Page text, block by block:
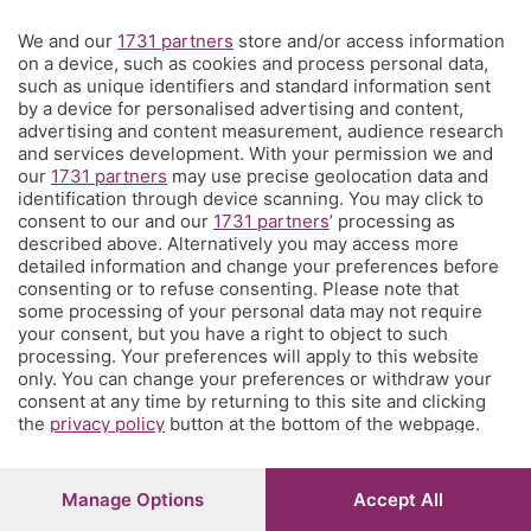
Territorio
Servizi
Chi Siamo
Community
Network
© COPYRIGHT 2026 - S.E.S.A.A.B. S.p.a. con sede in Viale
Papa Giovanni XXIII, 118 24121 Bergamo - E' vietata la
We and our 1731 partners store and/or access information
on a device, such as cookies and process personal data,
such as unique identifiers and standard information sent
by a device for personalised advertising and content,
advertising and content measurement, audience research
and services development. With your permission we and
our 1731 partners may use precise geolocation data and
identification through device scanning. You may click to
consent to our and our 1731 partners’ processing as
described above. Alternatively you may access more
detailed information and change your preferences before
consenting or to refuse consenting. Please note that
some processing of your personal data may not require
your consent, but you have a right to object to such
processing. Your preferences will apply to this website
only. You can change your preferences or withdraw your
consent at any time by returning to this site and clicking
the privacy policy button at the bottom of the webpage.
Manage Options Accept All